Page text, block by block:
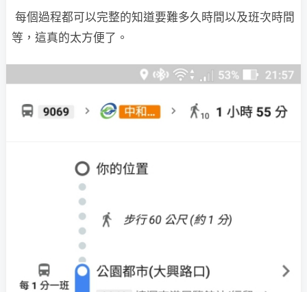
每個過程都可以完整的知道要難多久時間以及班次時間
等，這真的太方便了。